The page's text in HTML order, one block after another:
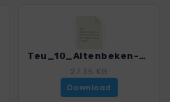
Teu_10_Altenbeken-Bad_Driburg_4020_7.gpx
27.35 KB
Download